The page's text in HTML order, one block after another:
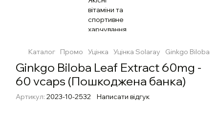
Каталог Промо Уцінка Уцінка Solaray Ginkgo Biloba
Ginkgo Biloba Leaf Extract 60mg -
60 vcaps (Пошкоджена банка)
Артикул: 2023-10-2532 Написати відгук